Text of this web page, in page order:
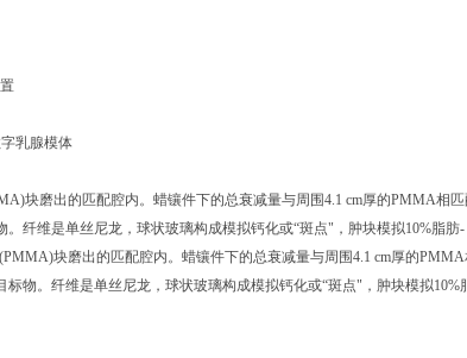
块磨出的匹配腔内。蜡镶件下的总衰减量与周围4.1 cm厚的PMMA相
纤维是单丝尼龙，球状玻璃构成模拟钙化或“斑点"，肿块模拟10%脂肪-
块磨出的匹配腔内。蜡镶件下的总衰减量与周围4.1 cm厚的
物。纤维是单丝尼龙，球状玻璃构成模拟钙化或“斑点"，肿块模拟10%